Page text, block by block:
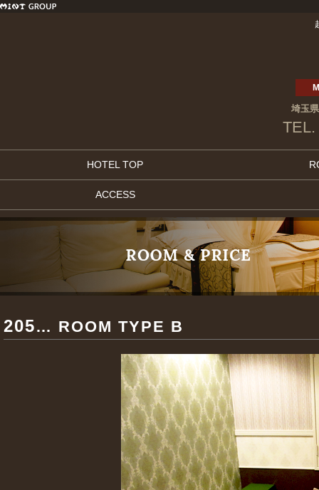
埼玉
TEL.
HOTEL TOP
ACCESS
205… ROOM TYPE B